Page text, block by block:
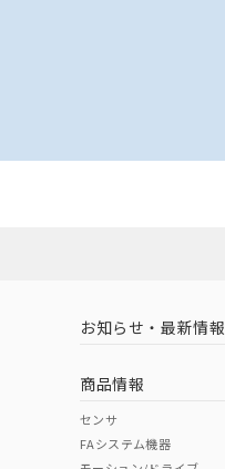
お知らせ・最新情報
商品情報
センサ
FAシステム機器